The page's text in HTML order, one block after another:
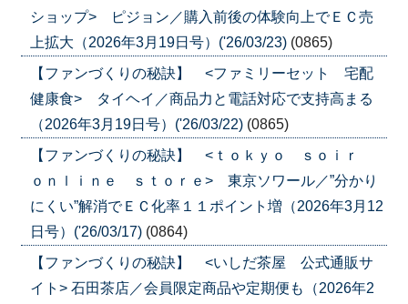
ショップ> ピジョン／購入前後の体験向上でＥＣ売
上拡大（2026年3月19日号）('26/03/23) (0865)
【ファンづくりの秘訣】 <ファミリーセット 宅配
健康食> タイヘイ／商品力と電話対応で支持高まる
（2026年3月19日号）('26/03/22) (0865)
【ファンづくりの秘訣】 <ｔｏｋｙｏ ｓｏｉｒ
ｏｎｌｉｎｅ ｓｔｏｒｅ> 東京ソワール／”分かり
にくい”解消でＥＣ化率１１ポイント増（2026年3月12
日号）('26/03/17) (0864)
【ファンづくりの秘訣】 <いしだ茶屋 公式通販サ
イト> 石田茶店／会員限定商品や定期便も（2026年2